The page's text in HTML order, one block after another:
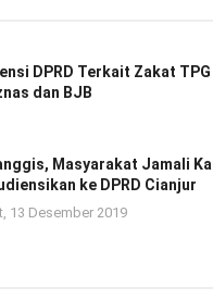
DPRD Terkait Zakat
dan BJB
Masyarakat Jamali
ke DPRD Cianjur
13 Desember 2019